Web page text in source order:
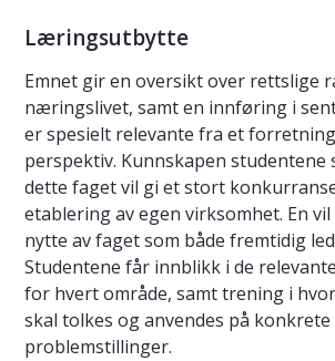
Læringsutbytte
Emnet gir en oversikt over rettslige
næringslivet, samt en innføring i
er spesielt relevante fra et
perspektiv. Kunnskapen studentene
dette faget vil gi et stort
etablering av egen virksomhet. En
nytte av faget som både fremtidig
Studentene får innblikk i de
for hvert område, samt trening i
skal tolkes og anvendes på konkrete
problemstillinger.